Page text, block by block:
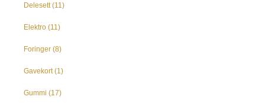
Delesett (11)
Elektro (11)
Foringer (8)
Gavekort (1)
Gummi (17)